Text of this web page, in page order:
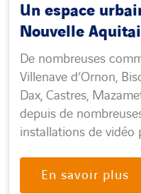
Un espace
Nouvelle
De nombreuses
Villenave d’Ornon,
Dax, Castres,
depuis de
installations de
En savoir plus